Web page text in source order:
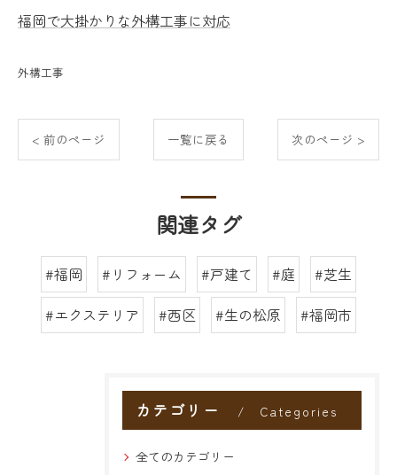
福岡で大掛かりな外構工事に対応
外構工事
< 前のページ 一覧に戻る 次のページ >
関連タグ
#福岡 #リフォーム #戸建て #庭
#芝生
#エクステリア
#西区 #生の松原 #福岡市
カテゴリー Categories
全てのカテゴリー